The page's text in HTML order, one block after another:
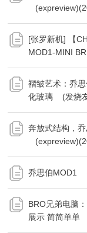
[张罗新机] 【
MOD1-MINI
褶皱艺术：乔
化玻璃 (发烧
奔放式结构，
乔思伯MOD1
BRO兄弟电脑
展示 简简单单